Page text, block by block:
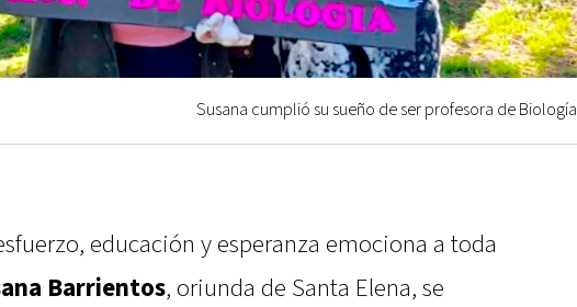
Susana cumplió su sueño de ser profesora de Biología
educación y esperanza emociona a toda
Barrientos, oriunda de Santa Elena, se